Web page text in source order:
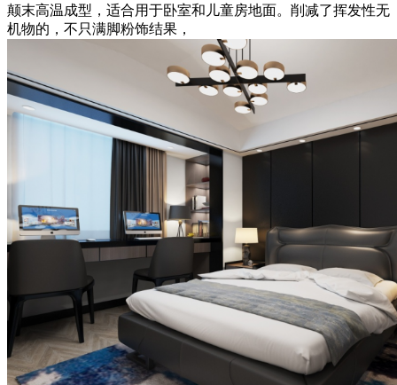
颠末高温成型，适合用于卧室和儿童房地面。削减了挥发性无
机物的，不只满脚粉饰结果，